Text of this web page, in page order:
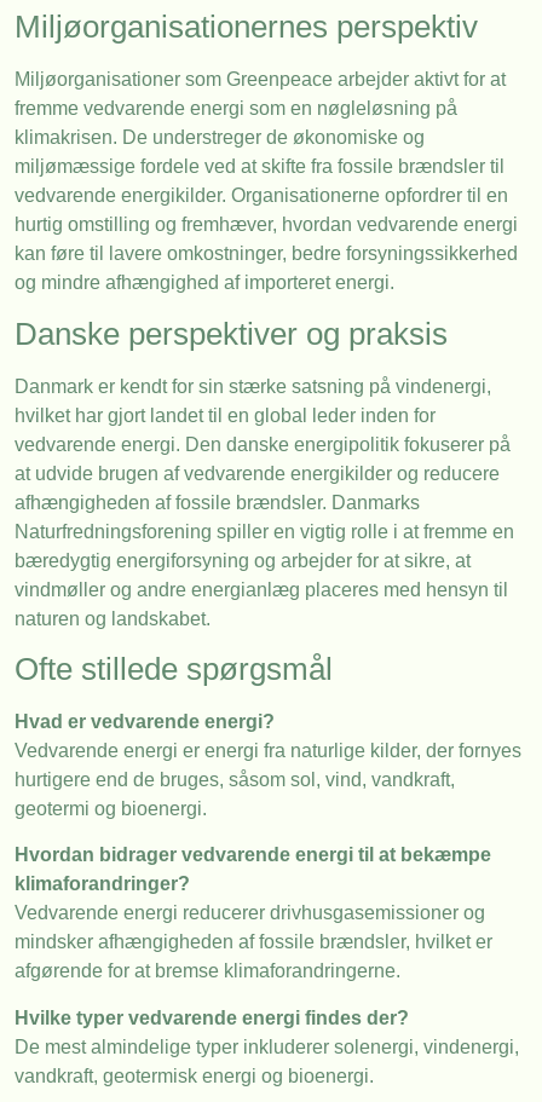
Miljøorganisationernes perspektiv
Miljøorganisationer som Greenpeace arbejder aktivt for at
fremme vedvarende energi som en nøgleløsning på
klimakrisen. De understreger de økonomiske og
miljømæssige fordele ved at skifte fra fossile brændsler til
vedvarende energikilder. Organisationerne opfordrer til en
hurtig omstilling og fremhæver, hvordan vedvarende energi
kan føre til lavere omkostninger, bedre forsyningssikkerhed
og mindre afhængighed af importeret energi.
Danske perspektiver og praksis
Danmark er kendt for sin stærke satsning på vindenergi,
hvilket har gjort landet til en global leder inden for
vedvarende energi. Den danske energipolitik fokuserer på
at udvide brugen af vedvarende energikilder og reducere
afhængigheden af fossile brændsler. Danmarks
Naturfredningsforening spiller en vigtig rolle i at fremme en
bæredygtig energiforsyning og arbejder for at sikre, at
vindmøller og andre energianlæg placeres med hensyn til
naturen og landskabet.
Ofte stillede spørgsmål
Hvad er vedvarende energi?
Vedvarende energi er energi fra naturlige kilder, der fornyes
hurtigere end de bruges, såsom sol, vind, vandkraft,
geotermi og bioenergi.
Hvordan bidrager vedvarende energi til at bekæmpe
klimaforandringer?
Vedvarende energi reducerer drivhusgasemissioner og
mindsker afhængigheden af fossile brændsler, hvilket er
afgørende for at bremse klimaforandringerne.
Hvilke typer vedvarende energi findes der?
De mest almindelige typer inkluderer solenergi, vindenergi,
vandkraft, geotermisk energi og bioenergi.